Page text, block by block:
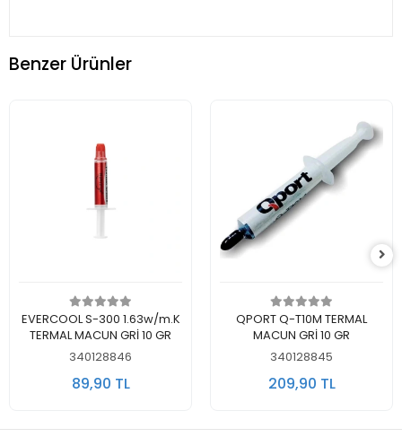
Benzer Ürünler
Sepete Ekle
EVERCOOL S-300 1.63w/m.K
TERMAL MACUN GRİ 10 GR
340128846
89,90 TL
Sepete Ekle
QPORT Q-T10M TERMAL
MACUN GRİ 10 GR
340128845
209,90 TL